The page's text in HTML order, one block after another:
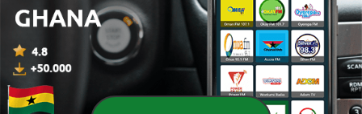
Adom Ofie Kwanso 87.9/RadioMugica